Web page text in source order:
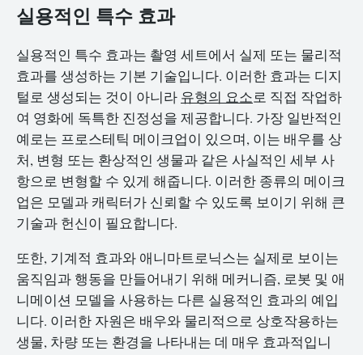
실용적인 특수 효과
실용적인 특수 효과는 촬영 세트에서 실제 또는 물리적
효과를 생성하는 기본 기술입니다. 이러한 효과는 디지
털로 생성되는 것이 아니라 유형의 요소로 직접 작업하
여 영화에 독특한 진정성을 제공합니다. 가장 일반적인
예로는 프로스테틱 메이크업이 있으며, 이는 배우를 상
처, 변형 또는 환상적인 생물과 같은 사실적인 세부 사
항으로 변형할 수 있게 해줍니다. 이러한 종류의 메이크
업은 모델과 캐릭터가 신뢰할 수 있도록 보이기 위해 큰
기술과 헌신이 필요합니다.
또한, 기계적 효과와 애니마트로닉스는 실제로 보이는
움직임과 행동을 만들어내기 위해 메커니즘, 로봇 및 애
니메이션 모델을 사용하는 다른 실용적인 효과의 예입
니다. 이러한 자원은 배우와 물리적으로 상호작용하는
생물, 차량 또는 환경을 나타내는 데 매우 효과적입니